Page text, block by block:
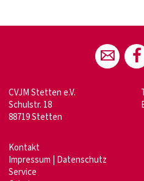
CVJM Stetten e.V.
Schulstr. 18
88719 Stetten
Kontakt
Impressum | Datenschutz
Service